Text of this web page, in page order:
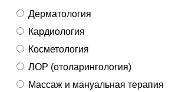
Дерматология
Кардиология
Косметология
ЛОР (отоларингология)
Массаж и мануальная терапия